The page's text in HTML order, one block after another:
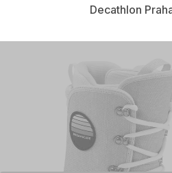
Decathlon